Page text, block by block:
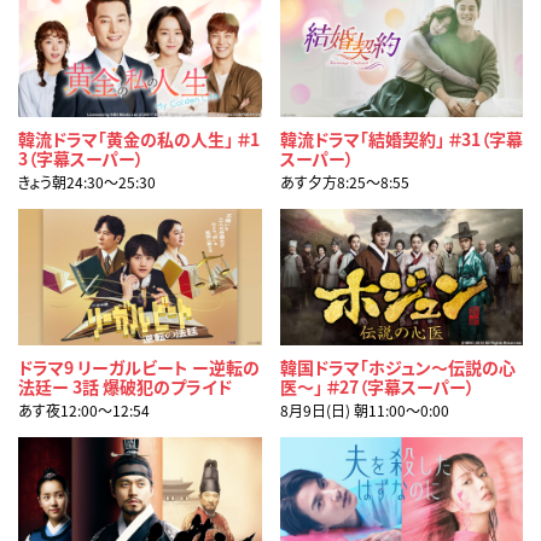
韓流ドラマ「黄金の私の人生」 ＃1
3（字幕スーパー）
きょう朝24:30〜25:30
韓流ドラマ「結婚契約」 ＃31（字幕
スーパー）
あす夕方8:25〜8:55
ドラマ9 リーガルビート ー逆転の
法廷ー 3話 爆破犯のプライド
あす夜12:00〜12:54
韓国ドラマ「ホジュン～伝説の心
医～」 ＃27（字幕スーパー）
8月9日(日) 朝11:00〜0:00